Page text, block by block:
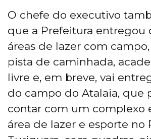
O chefe do executivo
que a Prefeitura entregou
áreas de lazer com
pista de caminhada,
livre e, em breve, vai
do campo do Atalaia, que
contar com um complexo
área de lazer e esporte no